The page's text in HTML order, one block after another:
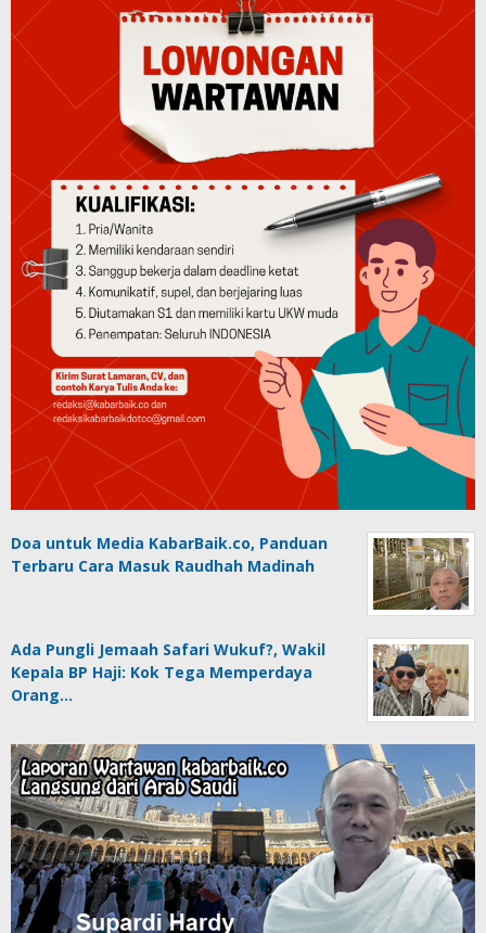
Doa untuk Media KabarBaik.co, Panduan
Terbaru Cara Masuk Raudhah Madinah
Ada Pungli Jemaah Safari Wukuf?, Wakil
Kepala BP Haji: Kok Tega Memperdaya
Orang…